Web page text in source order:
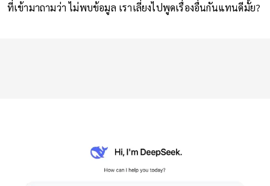
ที่เข้ามาถามว่า ไม่พบข้อมูล เราเลี่ยงไปพูดเรื่องอื่นกันแทนดีมั้ย?